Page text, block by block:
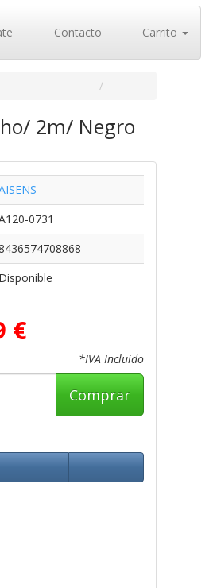
Contacto Carrito
2m/ Negro
0731
Disponible
€
*IVA Incluido
Comprar